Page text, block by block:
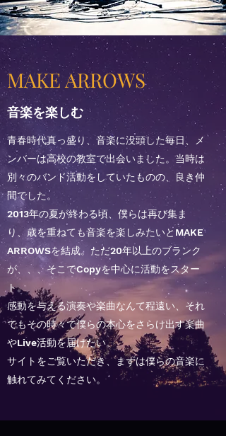
MAKE ARROWS
音楽を楽しむ
青春時代真っ盛り、音楽に没頭した毎日、メ
ンバーは高校の教室で出会いました。当時は
別々のバンド活動をしていたものの、良き仲
間でした。
2013年の夏が終わる頃、僕らは再び集ま
り、歳を重ねても音楽を楽しみたいとMAKE
ARROWSを結成。ただ20年以上のブランク
が、、、そこでCopyを中心に活動をスター
ト。
感動を与える演奏や楽曲なんて程遠い、それ
でもその時々で僕らの本心をさらけ出す楽曲
やLive活動を届けたい。
サイトをご覧いただき、まずは僕らの音楽に
触れてみてください。